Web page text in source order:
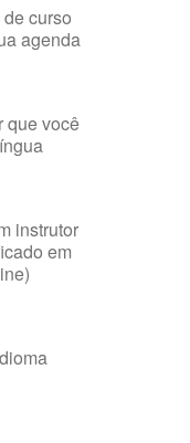
você
instrutor
em